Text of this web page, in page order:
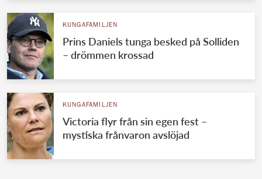
KUNGAFAMILJEN
Prins Daniels tunga besked på Solliden
– drömmen krossad
KUNGAFAMILJEN
Victoria flyr från sin egen fest –
mystiska frånvaron avslöjad